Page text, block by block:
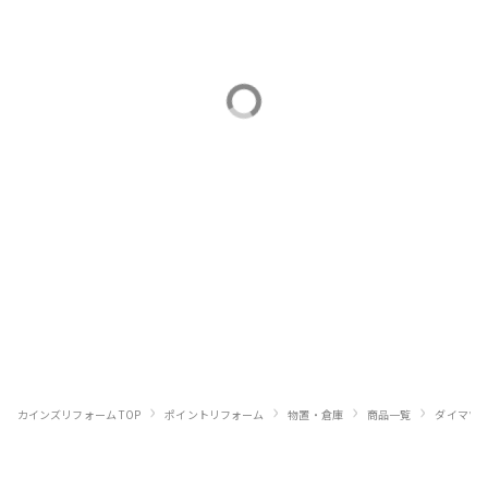
カインズリフォーム TOP › ポイントリフォーム › 物置・倉庫 › 商品一覧 › ダイマツ